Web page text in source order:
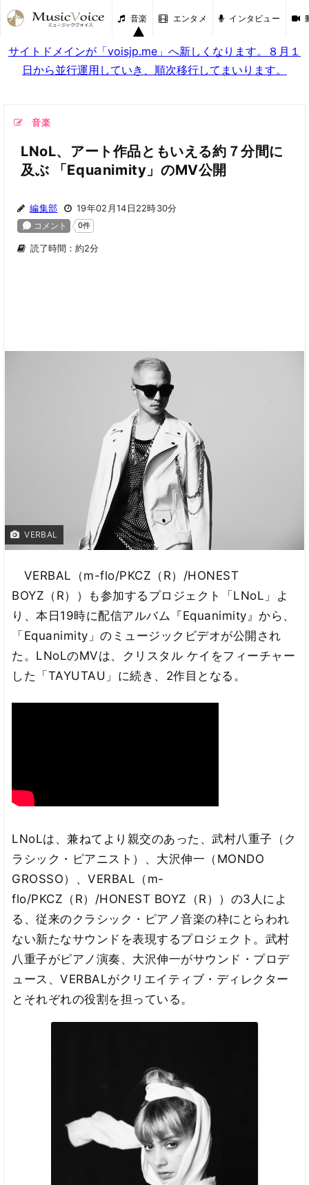
音楽 エンタメ インタビュー
サイトドメインが「voisjp.me」へ新しくなります。８月１
日から並行運用していき、順次移行してまいります。
音楽
LNoL、アート作品ともいえる約７分間に
及ぶ 「Equanimity」のMV公開
編集部 19年02月14日22時30分
読了時間：約2分
VERBAL
VERBAL（m-flo/PKCZ（R）/HONEST
BOYZ（R））も参加するプロジェクト「LNoL」よ
り、本日19時に配信アルバム『Equanimity』から、
「Equanimity」のミュージックビデオが公開され
た。LNoLのMVは、クリスタル ケイをフィーチャー
した「TAYUTAU」に続き、2作目となる。
LNoLは、兼ねてより親交のあった、武村⼋重⼦（ク
ラシック・ピアニスト）、⼤沢伸⼀（MONDO
GROSSO）、VERBAL（m-
flo/PKCZ（R）/HONEST BOYZ（R））の3人によ
る、従来のクラシック・ピアノ音楽の枠にとらわれ
ない新たなサウンドを表現するプロジェクト。武村
八重子がピアノ演奏、大沢伸一がサウンド・プロデ
ュース、VERBALがクリエイティブ・ディレクター
とそれぞれの役割を担っている。